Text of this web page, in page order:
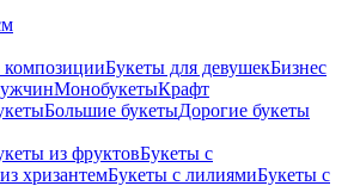
композицииБукеты для девушекБизнес
МонобукетыКрафт
Большие букетыДорогие букеты
из фруктовБукеты с
хризантемБукеты с лилиямиБукеты с